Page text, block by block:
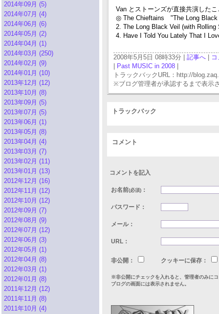
2014年09月 (5)
2014年07月 (4)
2014年06月 (6)
2014年05月 (2)
2014年04月 (1)
2014年03月 (250)
2014年02月 (9)
2014年01月 (10)
2013年12月 (12)
2013年10月 (8)
2013年09月 (5)
2013年07月 (5)
2013年06月 (1)
2013年05月 (8)
2013年04月 (4)
2013年03月 (7)
2013年02月 (11)
2013年01月 (13)
2012年12月 (16)
2012年11月 (12)
2012年10月 (12)
2012年09月 (7)
2012年08月 (9)
2012年07月 (12)
2012年06月 (3)
2012年05月 (1)
2012年04月 (8)
2012年03月 (1)
2012年01月 (8)
2011年12月 (12)
2011年11月 (8)
2011年10月 (4)
Van とストーンズが直接共演した
◎ The Chieftains "The Long
2. The Long Black Veil (with Rolling
4. Have I Told You Lately That I
2008年5月5日 08時33分 | 記事へ
Past MUSIC in 2008
トラックバックURL：http://
※ブログ管理者が承認するまで表示
トラックバック
コメント
コメントを記入
お名前(必須) ：
パスワード：
メール：
URL：
非公開： クッキーに保存：
※非公開にチェックを入れると、管理者のみに
ブログの画面には表示されません。